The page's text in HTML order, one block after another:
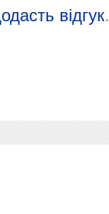
відгук.